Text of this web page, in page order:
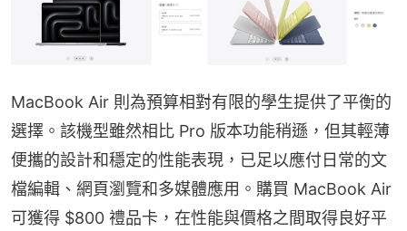
MacBook Air 則為預算相對有限的學生提供了平衡的
選擇。該機型雖然相比 Pro 版本功能稍遜，但其輕薄
便攜的設計和穩定的性能表現，已足以應付日常的文
檔編輯、網頁瀏覽和多媒體應用。購買 MacBook Air
可獲得 $800 禮品卡，在性能與價格之間取得良好平